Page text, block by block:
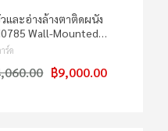
และอ่างล้างตาติดผนัง
Wall-Mounted…
ร์ด
฿9,000.00